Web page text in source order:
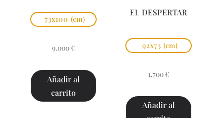
73x100 (cm)
9.000 €
Añadir al
carrito
EL DESPERTAR
92x73 (cm)
1.700 €
Añadir al